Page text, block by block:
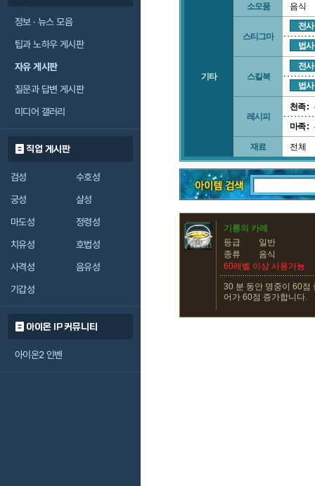
정보 · 뉴스 모음
팁과 노하우 게시판
자유 게시판
질문과 답변 게시판
미디어 갤러리
직업 게시판
검성
수호성
궁성
살성
마도성
정령성
치유성
호법성
사격성
음유성
기갑성
아이온 IP 커뮤니티
아이온2 인벤
기타
소모품 음식
스티그마
전사
법사
스킬북
전사
법사
레시피
천족 :
마족 :
재료 전체
기룡의 카레
등급
일반
종류
음식
60레벨 이상 사용가능
30 분 동안 명중이 60점
어가 60점 증가합니다.